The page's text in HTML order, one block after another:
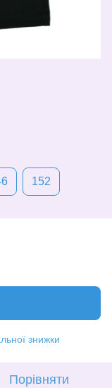
152
знижки
Порівняти